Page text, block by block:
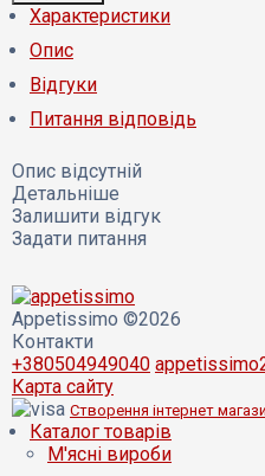
Характеристики
Опис
Відгуки
Питання відповідь
Опис відсутній
Детальніше
Залишити відгук
Задати питання
Appetissimo ©2026
Контакти
+380504949040
Карта сайту
Створення інтернет
Каталог товарів
М'ясні вироби